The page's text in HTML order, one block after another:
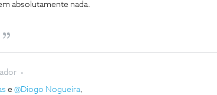
absolutamente nada.
e @Diogo Nogueira,